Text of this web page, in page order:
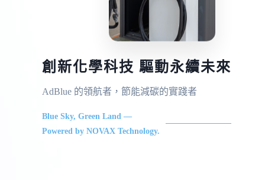
創新化學科技 驅動永續未來
AdBlue 的領航者，節能減碳的實踐者
Blue Sky, Green Land —
Powered by NOVAX Technology.